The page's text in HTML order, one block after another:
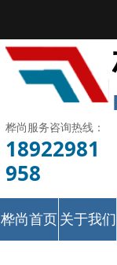
桦尚首页 关于我们
桦尚服务咨询热线：
18922981
958